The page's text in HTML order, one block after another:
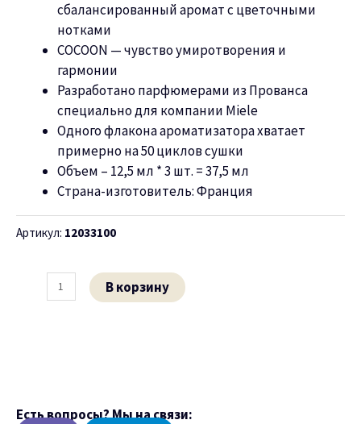
сбалансированный аромат с цветочными
нотками
COCOON — чувство умиротворения и
гармонии
Разработано парфюмерами из Прованса
специально для компании Miele
Одного флакона ароматизатора хватает
примерно на 50 циклов сушки
Объем – 12,5 мл * 3 шт. = 37,5 мл
Страна-изготовитель: Франция
Артикул: 12033100
В корзину
Есть вопросы? Мы на связи: